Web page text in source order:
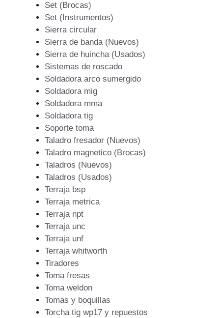
Set (Brocas)
Set (Instrumentos)
Sierra circular
Sierra de banda (Nuevos)
Sierra de huincha (Usados)
Sistemas de roscado
Soldadora arco sumergido
Soldadora mig
Soldadora mma
Soldadora tig
Soporte toma
Taladro fresador (Nuevos)
Taladro magnetico (Brocas)
Taladros (Nuevos)
Taladros (Usados)
Terraja bsp
Terraja metrica
Terraja npt
Terraja unc
Terraja unf
Terraja whitworth
Tiradores
Toma fresas
Toma weldon
Tomas y boquillas
Torcha tig wp17 y repuestos